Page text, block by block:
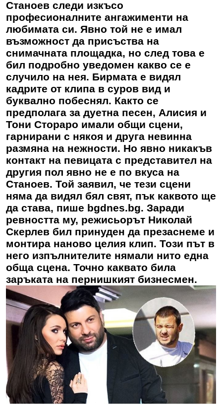
Станоев следи изкъсо
професионалните ангажименти на
любимата си. Явно той не е имал
възможност да присъства на
снимачната площадка, но след това е
бил подробно уведомен какво се е
случило на нея. Бирмата е видял
кадрите от клипа в суров вид и
буквално побеснял. Както се
предполага за дуетна песен, Алисия и
Тони Стораро имали общи сцени,
гарнирани с някоя и друга невинна
размяна на нежности. Но явно никакъв
контакт на певицата с представител на
другия пол явно не е по вкуса на
Станоев. Той заявил, че тези сцени
няма да видял бял свят, пък каквото ще
да става, пише bgdnes.bg. Заради
ревността му, режисьорът Николай
Скерлев бил принуден да презаснеме и
монтира наново целия клип. Този път в
него изпълнителите нямали нито една
обща сцена. Точно каквато била
заръката на пернишкият бизнесмен.